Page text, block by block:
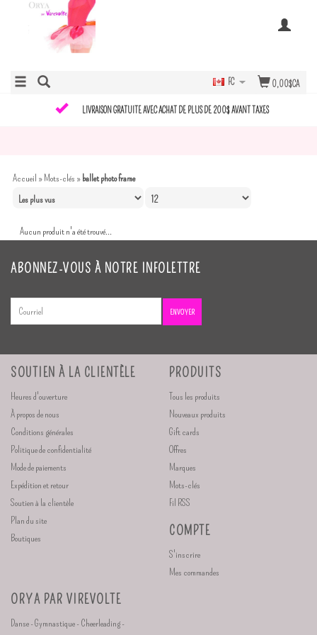
0,00$CA
FC
LIVRAISON GRATUITE AVEC ACHAT DE PLUS DE 200$ AVANT TAXES
Accueil »Mots-clés » ballet photo frame
Aucun produit n'a été trouvé...
ABONNEZ-VOUS À NOTRE INFOLETTRE
ENVOYER
SOUTIEN À LA CLIENTÈLE
Heures d'ouverture
À propos de nous
Conditions générales
Politique de confidentialité
Mode de paiements
Expédition et retour
Soutien à la clientèle
Plan du site
Boutiques
PRODUITS
Tous les produits
Nouveaux produits
Gift cards
Offres
Marques
Mots-clés
Fil RSS
COMPTE
S'inscrire
Mes commandes
ORYA PAR VIREVOLTE
Danse - Gymnastique - Cheerleading -